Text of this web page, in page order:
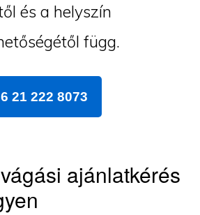
és a helyszín
függ.
21 222 8073
ajánlatkérés